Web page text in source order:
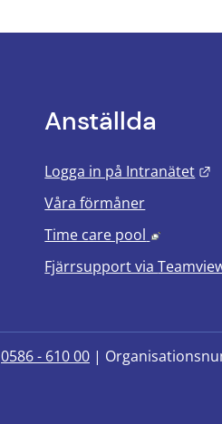
Anställda
Logga in på Intranätet
Våra förmåner
Time care pool
Länk till
Fjärrsupport via
0586 - 610 00 |